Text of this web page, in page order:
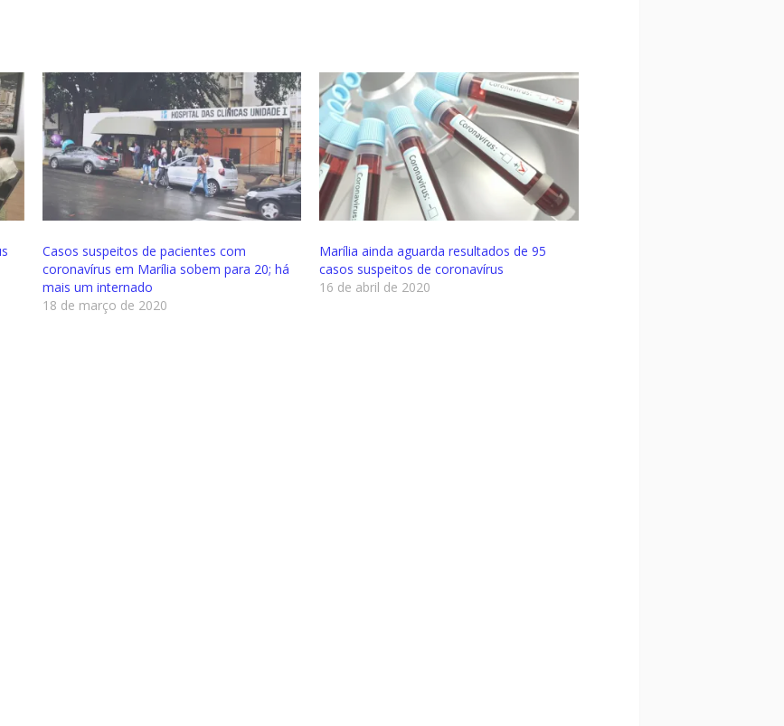
Casos suspeitos de pacientes com
coronavírus em Marília sobem para 20; há
mais um internado
18 de março de 2020
Marília ainda aguarda resultados de 95
casos suspeitos de coronavírus
16 de abril de 2020